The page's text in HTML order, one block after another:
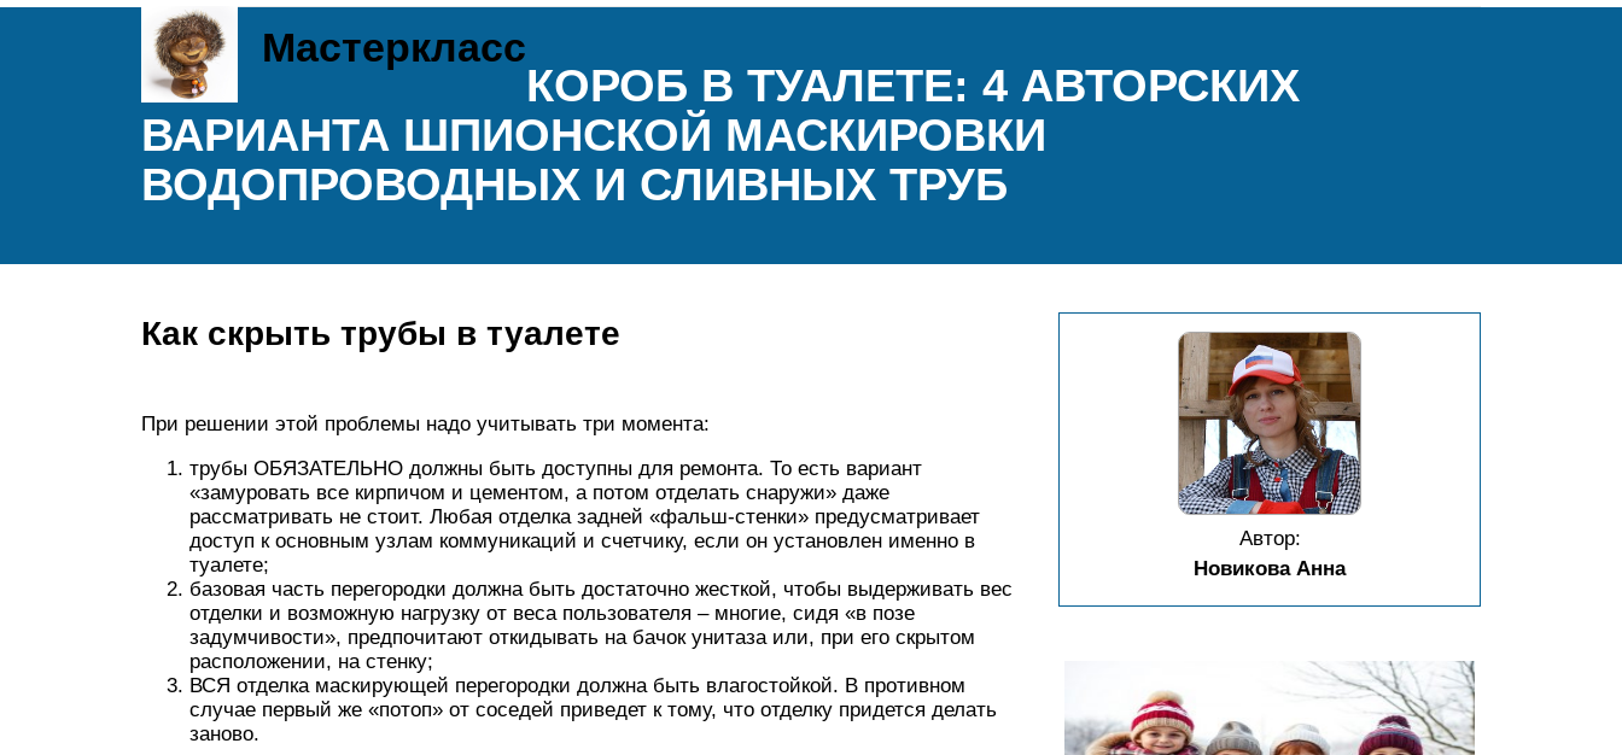
Мастеркласс
КОРОБ В ТУАЛЕТЕ: 4 АВТОРСКИХ
ВАРИАНТА ШПИОНСКОЙ МАСКИРОВКИ
ВОДОПРОВОДНЫХ И СЛИВНЫХ ТРУБ
Как скрыть трубы в туалете
При решении этой проблемы надо учитывать три момента:
трубы ОБЯЗАТЕЛЬНО должны быть доступны для ремонта. То есть вариант
«замуровать все кирпичом и цементом, а потом отделать снаружи» даже
рассматривать не стоит. Любая отделка задней «фальш-стенки» предусматривает
доступ к основным узлам коммуникаций и счетчику, если он установлен именно в
туалете;
базовая часть перегородки должна быть достаточно жесткой, чтобы выдерживать вес
отделки и возможную нагрузку от веса пользователя – многие, сидя «в позе
задумчивости», предпочитают откидывать на бачок унитаза или, при его скрытом
расположении, на стенку;
ВСЯ отделка маскирующей перегородки должна быть влагостойкой. В противном
случае первый же «потоп» от соседей приведет к тому, что отделку придется делать
заново.
Автор:
Новикова Анна